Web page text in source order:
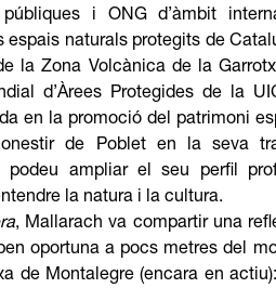
i ONG d’àmbit
naturals protegits de
la Zona Volcànica de la
d’Àrees Protegides de la
en la promoció del patrimoni
de Poblet en la seva
podeu ampliar el seu perfil
la natura i la cultura.
, Mallarach va compartir una
oportuna a pocs metres del
de Montalegre (encara en